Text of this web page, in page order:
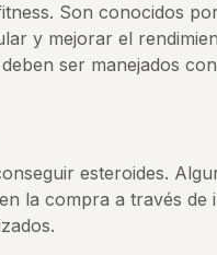
Son conocidos
y mejorar el
ser manejados
esteroides.
la compra a través de